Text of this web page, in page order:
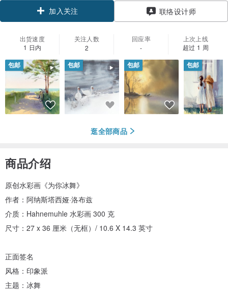
加入关注 联络设计师
出货速度
1 日内
关注人数
2
回应率
-
上次上线
超过 1 周
包邮 包邮 包邮 包邮
逛全部商品
商品介绍
原创水彩画《为你冰舞》
作者：阿纳斯塔西娅·洛布兹
介质：Hahnemuhle 水彩画 300 克
尺寸：27 x 36 厘米（无框）/ 10.6 X 14.3 英寸
正面签名
风格：印象派
主题：冰舞